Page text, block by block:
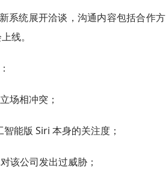
系统展开洽谈，沟通内容包括合作方
线。
场相冲突；
能版 Siri 本身的关注度；
该公司发出过威胁；